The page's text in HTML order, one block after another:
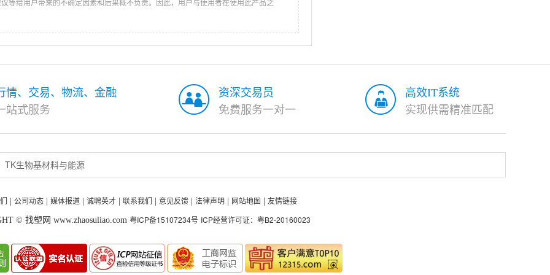
等给用户带来的不确定因素和后果概不负责。因此，用户与使用者在使用此产品之
情、交易、物流、金融
站式服务
资深交易员
免费服务一对一
高效IT系统
实现供需精准匹配
TK生物基材料与能源
公司动态 媒体报道 诚聘英才 联系我们 意见反馈 法律声明 网站地图 友情链接
© 找塑网 www.zhaosuliao.com 粤ICP备15107234号 ICP经营许可证：粤B2-20160023